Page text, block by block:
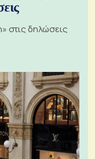
στις δηλώσεις